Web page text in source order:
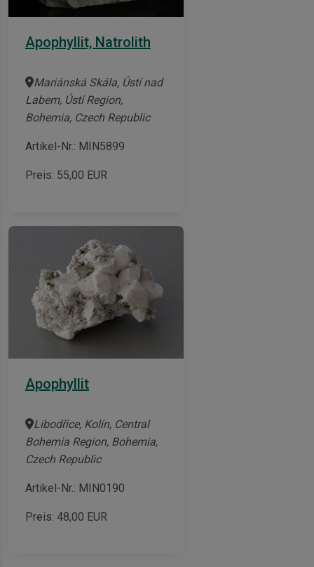
Apophyllit, Natrolith
Mariánská Skála, Ústí nad
Labem, Ústí Region,
Bohemia, Czech Republic
Artikel-Nr.: MIN5899
Preis: 55,00 EUR
Apophyllit
Libodřice, Kolín, Central
Bohemia Region, Bohemia,
Czech Republic
Artikel-Nr.: MIN0190
Preis: 48,00 EUR